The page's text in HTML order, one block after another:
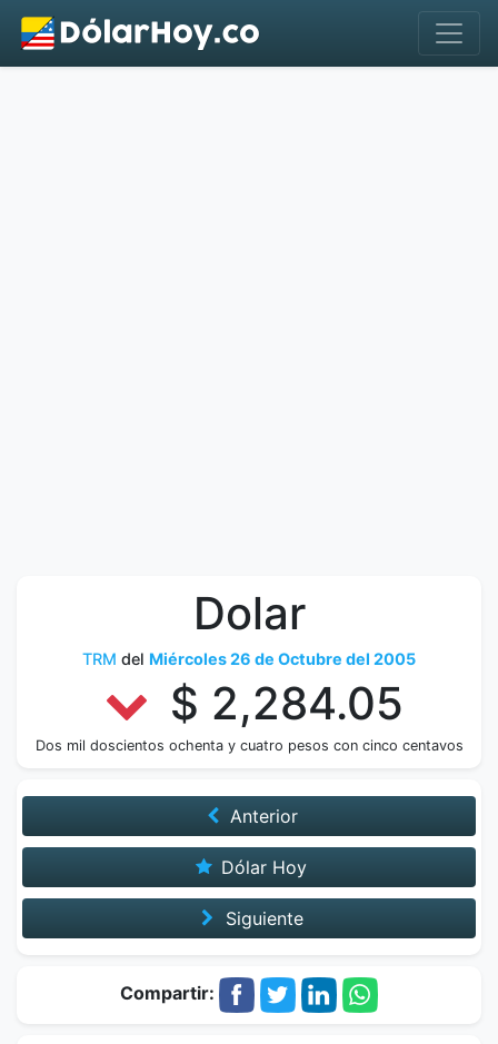
Dolar
TRM del Miércoles 26 de Octubre del 2005
$ 2,284.05
Dos mil doscientos ochenta y cuatro pesos con cinco centavos
Anterior
Dólar Hoy
Siguiente
Compartir: